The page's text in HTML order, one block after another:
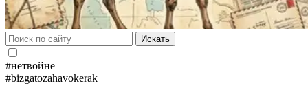
Искать
#нетвойне
#bizgatozahavokerak